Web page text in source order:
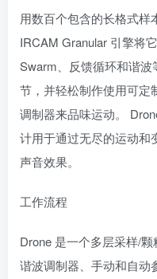
用数百个包含的长格式样
IRCAM Granular 引擎将
Swarm、反馈循环和谐
节，并轻松制作使用可定
调制器来品味运动。
计用于通过无尽的运动和
声音效果。
工作流程
Drone 是一个多层采样/颗
谐波调制器、手动和自动